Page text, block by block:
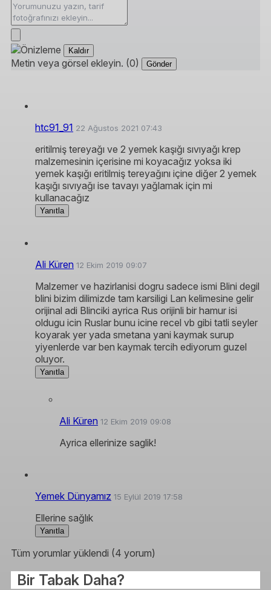
Kaldır
Metin veya görsel ekleyin. (0) Gönder
htc91_91 22 Ağustos 2021 07:43
eritilmiş tereyağı ve 2 yemek kaşığı sıvıyağı krep
malzemesinin içerisine mi koyacağız yoksa iki
yemek kaşığı eritilmiş tereyağını içine diğer 2 yemek
kaşığı sıvıyağı ise tavayı yağlamak için mi
kullanacağız
Yanıtla
Ali Küren 12 Ekim 2019 09:07
Malzemer ve hazirlanisi dogru sadece ismi Blini degil
blini bizim dilimizde tam karsiligi Lan kelimesine gelir
orijinal adi Blinciki ayrica Rus orijinli bir hamur isi
oldugu icin Ruslar bunu icine recel vb gibi tatli seyler
koyarak yer yada smetana yani kaymak surup
yiyenlerde var ben kaymak tercih ediyorum guzel
oluyor.
Yanıtla
Ali Küren 12 Ekim 2019 09:08
Ayrica ellerinize saglik!
Yemek Dünyamız 15 Eylül 2019 17:58
Ellerine sağlık
Yanıtla
Tüm yorumlar yüklendi (4 yorum)
Bir Tabak Daha?